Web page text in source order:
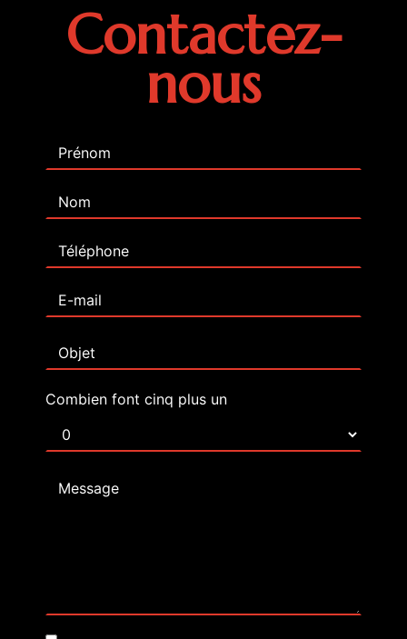
Contactez-
nous
Combien font cinq plus un